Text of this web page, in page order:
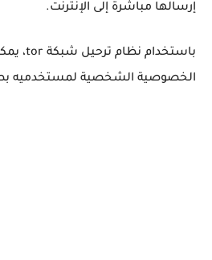
إرسالها مباشرة إلى الإنترنت.
الخصوصية الشخصية لمستخدميه